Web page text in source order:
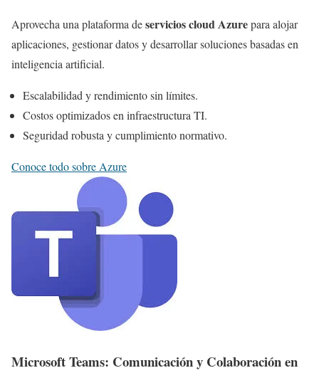
Aprovecha una plataforma deservicios cloud Azurepara alojar
aplicaciones, gestionar datos y desarrollar soluciones basadas en
inteligencia artificial.
Escalabilidad y rendimiento sin límites.
Costos optimizados en infraestructura TI.
Seguridad robusta y cumplimiento normativo.
Conoce todo sobre Azure
Microsoft Teams: Comunicación y Colaboración en